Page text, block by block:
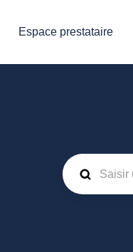
Espace prestataire